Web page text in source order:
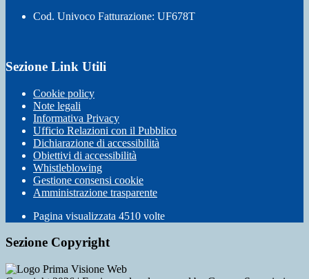
Cod. Univoco Fatturazione: UF678T
Sezione Link Utili
Cookie policy
Note legali
Informativa Privacy
Ufficio Relazioni con il Pubblico
Dichiarazione di accessibilità
Obiettivi di accessibilità
Whistleblowing
Gestione consensi cookie
Amministrazione trasparente
Pagina visualizzata 4510 volte
Sezione Copyright